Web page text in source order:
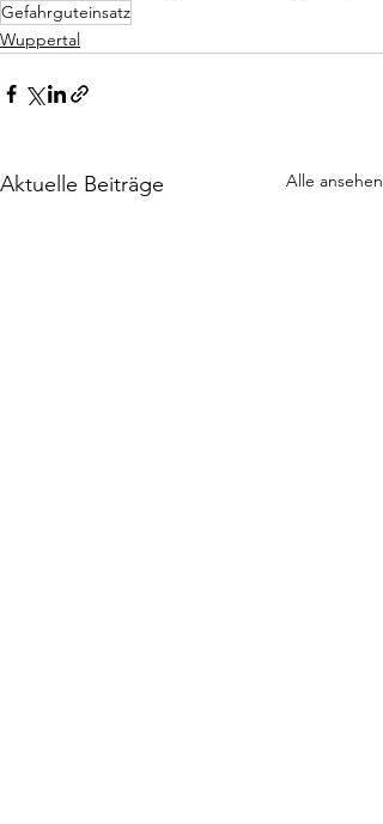
Gefahrguteinsatz
Wuppertal
Aktuelle Beiträge Alle ansehen